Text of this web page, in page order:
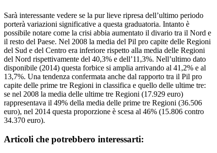
Sarà interessante vedere se la pur lieve ripresa dell’ultimo periodo
porterà variazioni significative a questa graduatoria. Intanto è
possibile notare come la crisi abbia aumentato il divario tra il Nord e
il resto del Paese. Nel 2008 la media del Pil pro capite delle Regioni
del Sud e del Centro era inferiore rispetto alla media delle Regioni
del Nord rispettivamente del 40,3% e dell’11,3%. Nell’ultimo dato
disponibile (2014) questa forbice si amplia arrivando al 41,2% e al
13,7%. Una tendenza confermata anche dal rapporto tra il Pil pro
capite delle prime tre Regioni in classifica e quello delle ultime tre:
se nel 2008 la media delle ultime tre Regioni (17.929 euro)
rappresentava il 49% della media delle prime tre Regioni (36.506
euro), nel 2014 questa proporzione è scesa al 46% (15.806 contro
34.370 euro).
Articoli che potrebbero interessarti: